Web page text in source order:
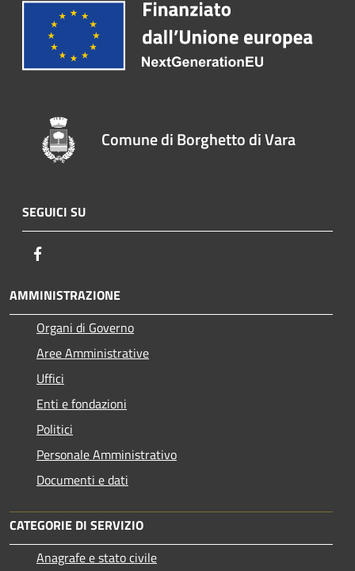
Comune di Borghetto di Vara
SEGUICI SU
AMMINISTRAZIONE
Organi di Governo
Aree Amministrative
Uffici
Enti e fondazioni
Politici
Personale Amministrativo
Documenti e dati
CATEGORIE DI SERVIZIO
Anagrafe e stato civile